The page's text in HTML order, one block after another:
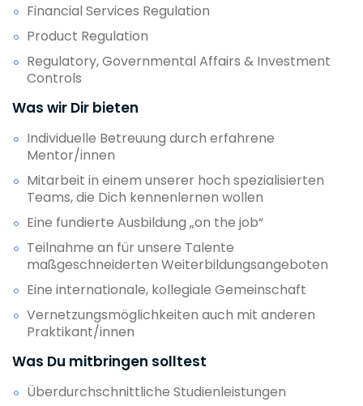
Financial Services Regulation
Product Regulation
Regulatory, Governmental Affairs & Investment
Controls
Was wir Dir bieten
Individuelle Betreuung durch erfahrene
Mentor/innen
Mitarbeit in einem unserer hoch spezialisierten
Teams, die Dich kennenlernen wollen
Eine fundierte Ausbildung „on the job“
Teilnahme an für unsere Talente
maßgeschneiderten Weiterbildungsangeboten
Eine internationale, kollegiale Gemeinschaft
Vernetzungsmöglichkeiten auch mit anderen
Praktikant/innen
Was Du mitbringen solltest
Überdurchschnittliche Studienleistungen